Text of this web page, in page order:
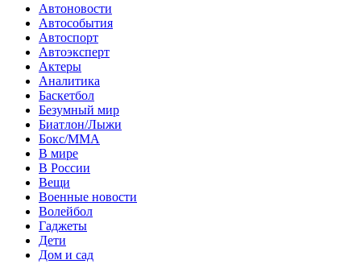
Автоновости
Автособытия
Автоспорт
Автоэксперт
Актеры
Аналитика
Баскетбол
Безумный мир
Биатлон/Лыжи
Бокс/MMA
В мире
В России
Вещи
Военные новости
Волейбол
Гаджеты
Дети
Дом и сад